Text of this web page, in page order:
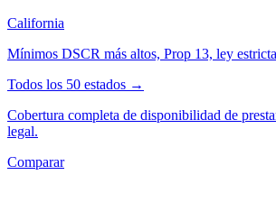
California
Mínimos DSCR más altos, Prop 13, ley
Todos los 50 estados →
Cobertura completa de disponibilidad de
legal.
Comparar